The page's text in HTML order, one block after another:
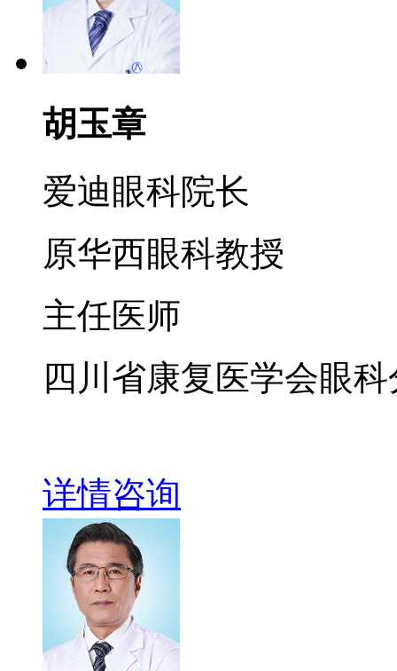
胡玉章
爱迪眼科院长
原华西眼科教授
主任医师
四川省康复医学会眼
详情咨询